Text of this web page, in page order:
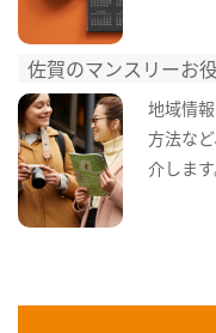
佐賀のマンスリーお
地域情
方法な
介します